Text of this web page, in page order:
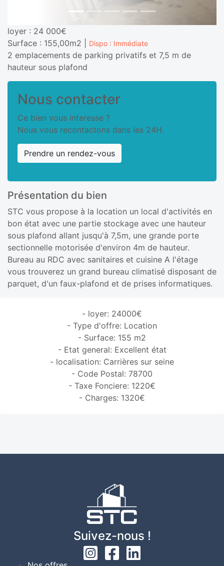
loyer : 24 000€
Surface : 155,00m2 |
Dispo : Immédiate
2 emplacements de parking privatifs et 7,5 m de
hauteur sous plafond
Nous contacter
Ce bien vous interesse ?
Nous vous recontactons dans les 24H.
Prendre un rendez-vous
Présentation du bien
STC vous propose à la location un local d'activités en
bon état avec une partie stockage avec une hauteur
sous plafond allant jusqu'à 7,5m, une grande porte
sectionnelle motorisée d'environ 4m de hauteur.
Bureau au RDC avec sanitaires et cuisine A l'étage
vous trouverez un grand bureau climatisé disposant de
parquet, d'un faux-plafond et de prises informatiques.
- loyer: 24000€
- Type d'offre: Location
- Surface: 155 m2
- Etat general: Excellent état
- localisation: Carrières sur seine
- Code Postal: 78700
- Taxe Fonciere: 1220€
- Charges: 1320€
Suivez-nous !